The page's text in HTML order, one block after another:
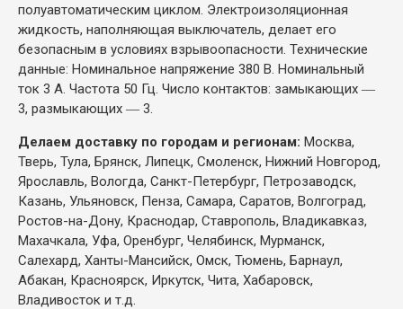
полуавтоматическим циклом. Электроизоляционная
жидкость, наполняющая выключатель, делает его
безопасным в условиях взрывоопасности. Технические
данные: Номинальное напряжение 380 В. Номинальный
ток 3 А. Частота 50 Гц. Число контактов: замыкающих ―
3, размыкающих ― 3.
Делаем доставку по городам и регионам: Москва,
Тверь, Тула, Брянск, Липецк, Смоленск, Нижний Новгород,
Ярославль, Вологда, Санкт-Петербург, Петрозаводск,
Казань, Ульяновск, Пенза, Самара, Саратов, Волгоград,
Ростов-на-Дону, Краснодар, Ставрополь, Владикавказ,
Махачкала, Уфа, Оренбург, Челябинск, Мурманск,
Салехард, Ханты-Мансийск, Омск, Тюмень, Барнаул,
Абакан, Красноярск, Иркутск, Чита, Хабаровск,
Владивосток и т.д.